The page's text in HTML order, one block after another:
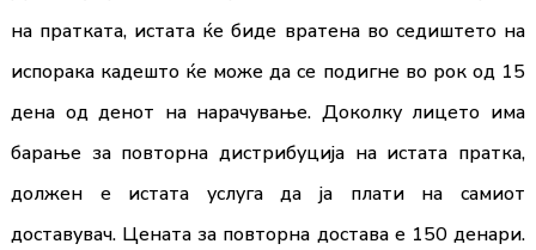
на пратката, истата ќе биде вратена во седиштето на
испорака кадешто ќе може да се подигне во рок од 15
дена од денот на нарачување. Доколку лицето има
барање за повторна дистрибуција на истата пратка,
должен е истата услуга да ја плати на самиот
доставувач. Цената за повторна достава е 150 денари.